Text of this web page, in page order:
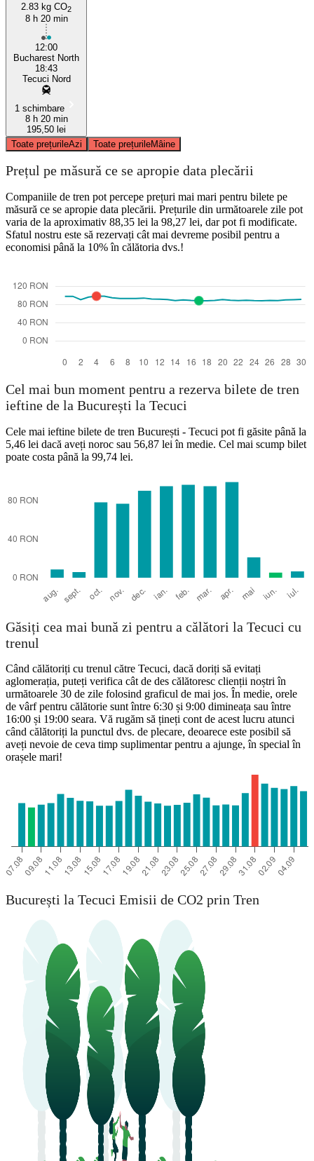
2.83 kg CO2
8 h 20 min
12:00
Bucharest North
18:43
Tecuci Nord
1 schimbare
8 h 20 min
195,50 lei
Toate prețurileAzi Toate prețurileMâine
Prețul pe măsură ce se apropie data plecării
Companiile de tren pot percepe prețuri mai mari pentru bilete pe
măsură ce se apropie data plecării. Prețurile din următoarele zile pot
varia de la aproximativ 88,35 lei la 98,27 lei, dar pot fi modificate.
Sfatul nostru este să rezervați cât mai devreme posibil pentru a
economisi până la 10% în călătoria dvs.!
Cel mai bun moment pentru a rezerva bilete de tren
ieftine de la București la Tecuci
Cele mai ieftine bilete de tren București - Tecuci pot fi găsite până la
5,46 lei dacă aveți noroc sau 56,87 lei în medie. Cel mai scump bilet
poate costa până la 99,74 lei.
Găsiți cea mai bună zi pentru a călători la Tecuci cu
trenul
Când călătoriți cu trenul către Tecuci, dacă doriți să evitați
aglomerația, puteți verifica cât de des călătoresc clienții noștri în
următoarele 30 de zile folosind graficul de mai jos. În medie, orele
de vârf pentru călătorie sunt între 6:30 și 9:00 dimineața sau între
16:00 și 19:00 seara. Vă rugăm să țineți cont de acest lucru atunci
când călătoriți la punctul dvs. de plecare, deoarece este posibil să
aveți nevoie de ceva timp suplimentar pentru a ajunge, în special în
orașele mari!
București la Tecuci Emisii de CO2 prin Tren